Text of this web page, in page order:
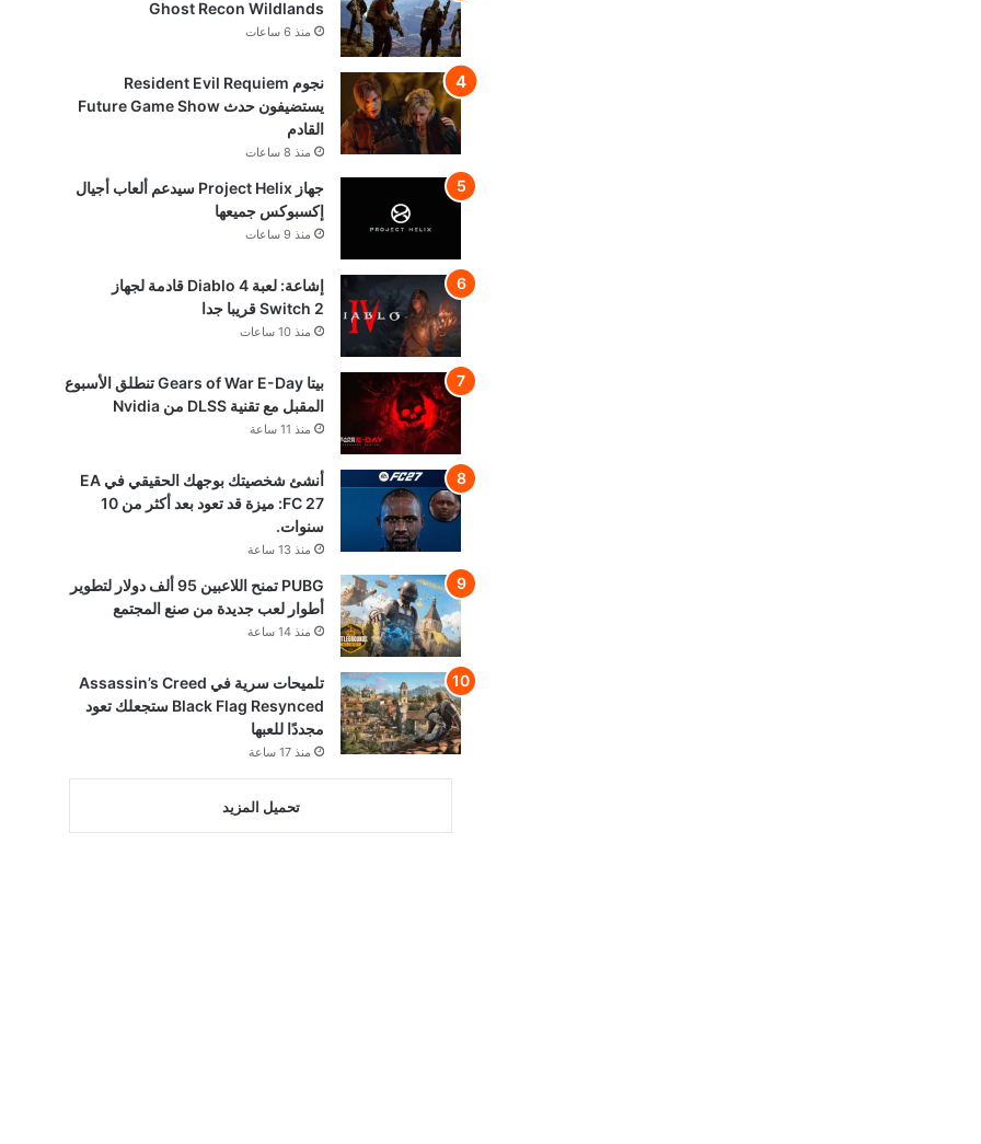
Ghost Recon Wildlands
منذ 6 ساعات
نجوم Resident Evil Requiem
يستضيفون حدث Future Game Show
القادم
منذ 8 ساعات
جهاز Project Helix سيدعم ألعاب أجيال
إكسبوكس جميعها
منذ 9 ساعات
إشاعة: لعبة Diablo 4 قادمة لجهاز
Switch 2 قريبا جدا
منذ 10 ساعات
بيتا Gears of War E-Day تنطلق الأسبوع
المقبل مع تقنية DLSS من Nvidia
منذ 11 ساعة
أنشئ شخصيتك بوجهك الحقيقي في EA
FC 27: ميزة قد تعود بعد أكثر من 10
سنوات.
منذ 13 ساعة
PUBG تمنح اللاعبين 95 ألف دولار لتطوير
أطوار لعب جديدة من صنع المجتمع
منذ 14 ساعة
تلميحات سرية في Assassin’s Creed
Black Flag Resynced ستجعلك تعود
مجددًا للعبها
منذ 17 ساعة
تحميل المزيد